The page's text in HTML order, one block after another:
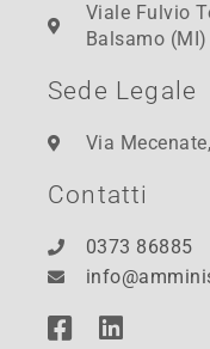
Viale Fulvio
Balsamo (MI)
Sede Legale
Via
Contatti
0373 86885